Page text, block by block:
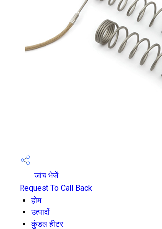
जांच भेजें
Request To Call Back
होम
उत्पादों
कुंडल हीटर